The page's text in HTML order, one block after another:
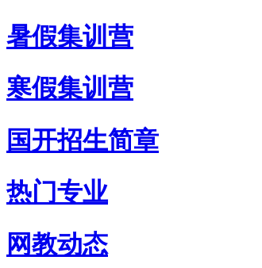
暑假集训营
寒假集训营
国开招生简章
热门专业
网教动态